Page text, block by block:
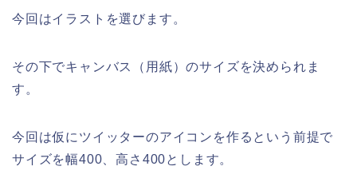
今回はイラストを選びます。
その下でキャンバス（用紙）のサイズを決められま
す。
今回は仮にツイッターのアイコンを作るという前提で
サイズを幅400、高さ400とします。